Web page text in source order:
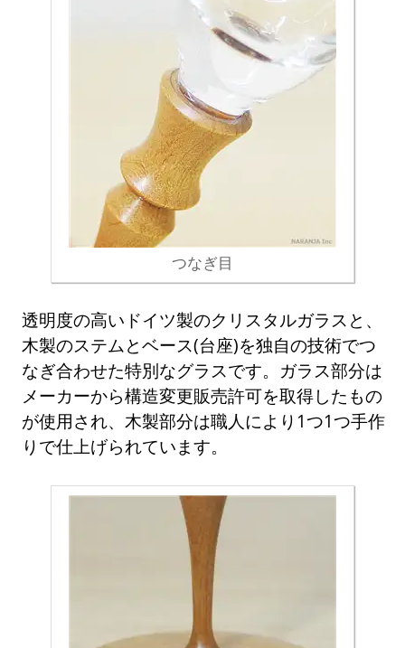
つなぎ目
透明度の高いドイツ製のクリスタルガラスと、
木製のステムとベース(台座)を独自の技術でつ
なぎ合わせた特別なグラスです。ガラス部分は
メーカーから構造変更販売許可を取得したもの
が使用され、木製部分は職人により1つ1つ手作
りで仕上げられています。